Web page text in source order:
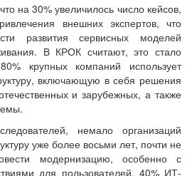
на 30% увеличилось число кейсов,
внешних экспертов, что
развития сервисных моделей
В КРОК считают, это стало
крупных компаний использует
включающую в себя решения
и зарубежных, а также
немало организаций
уже более восьми лет, почти не
модернизацию, особенно с
для пользователей. 40% ИТ-